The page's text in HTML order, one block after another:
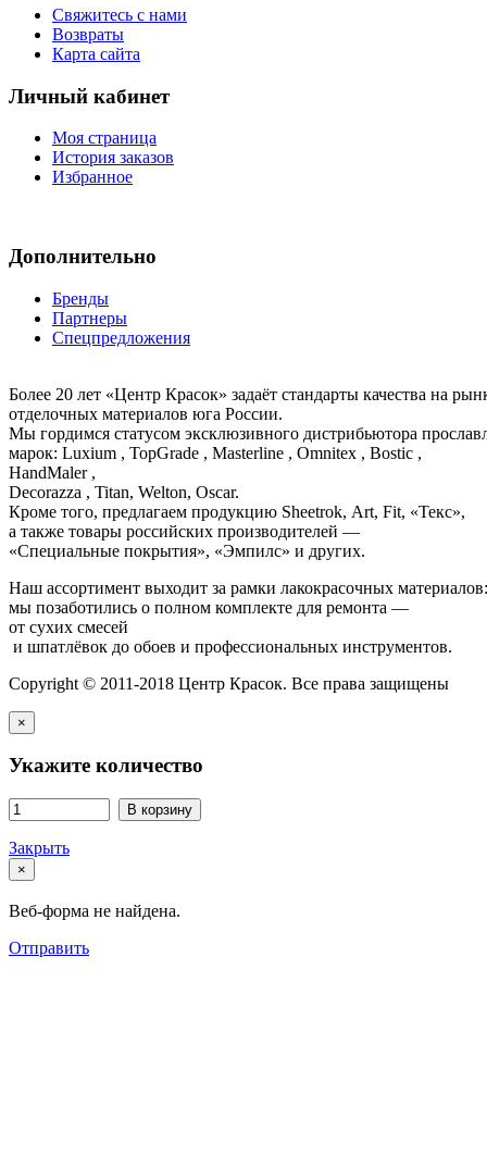
Свяжитесь с нами
Возвраты
Карта сайта
Личный кабинет
Моя страница
История заказов
Избранное
Дополнительно
Бренды
Партнеры
Спецпредложения
Более 20 лет «Центр Красок» задаёт стандарты качества на
отделочных материалов юга России.
Мы гордимся статусом эксклюзивного дистрибьютора
марок: Luxium , TopGrade , Masterline , Omnitex , Bostic ,
HandMaler ,
Decorazza , Titan, Welton, Oscar.
Кроме того, предлагаем продукцию Sheetrok, Art, Fit, «Текс»,
а также товары российских производителей —
«Специальные покрытия», «Эмпилс» и других.
Наш ассортимент выходит за рамки лакокрасочных
мы позаботились о полном комплекте для ремонта —
от сухих смесей
и шпатлёвок до обоев и профессиональных инструментов.
Copyright © 2011-2018 Центр Красок. Все права защищены
×
Укажите количество
В корзину
Закрыть
×
Веб-форма не найдена.
Отправить